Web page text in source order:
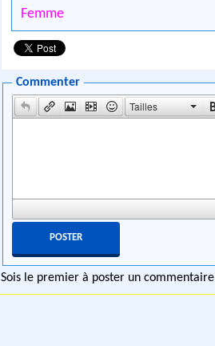
Femme
Commenter
Tailles
Sois le premier à poster un commentaire